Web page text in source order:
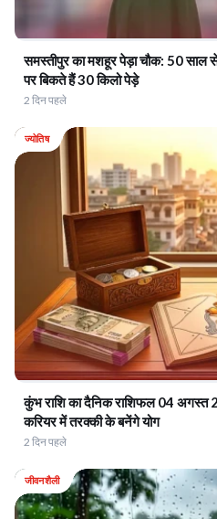
समस्तीपुर का मशहूर पेड़ा चौक: 50 साल
पर बिकते हैं 30 किलो पेड़े
2 दिन पहले
ज्योतिष
कुंभ राशि का दैनिक राशिफल 04 अगस्त
करियर में तरक्की के बनेंगे योग
2 दिन पहले
जीवनशैली